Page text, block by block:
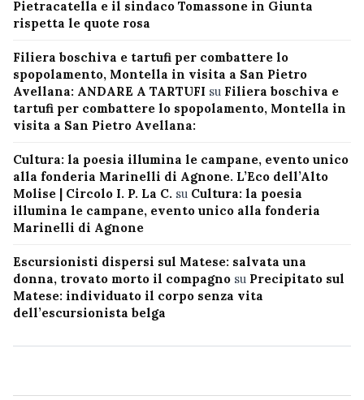
Pietracatella e il sindaco Tomassone in Giunta
rispetta le quote rosa
Filiera boschiva e tartufi per combattere lo
spopolamento, Montella in visita a San Pietro
Avellana: ANDARE A TARTUFI su Filiera boschiva e
tartufi per combattere lo spopolamento, Montella in
visita a San Pietro Avellana:
Cultura: la poesia illumina le campane, evento unico
alla fonderia Marinelli di Agnone. L’Eco dell’Alto
Molise | Circolo I. P. La C. su Cultura: la poesia
illumina le campane, evento unico alla fonderia
Marinelli di Agnone
Escursionisti dispersi sul Matese: salvata una
donna, trovato morto il compagno su Precipitato sul
Matese: individuato il corpo senza vita
dell’escursionista belga